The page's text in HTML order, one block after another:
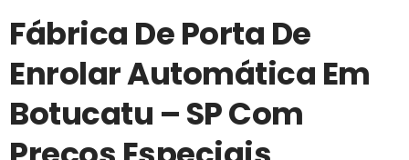
Fábrica De Porta De
Enrolar Automática Em
Botucatu – SP Com